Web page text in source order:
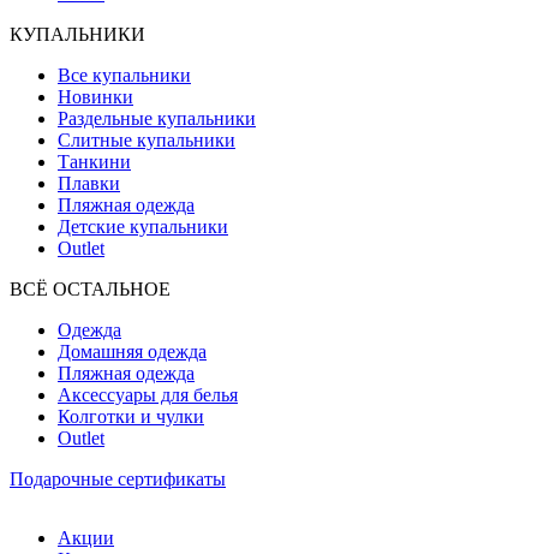
КУПАЛЬНИКИ
Все купальники
Новинки
Раздельные купальники
Слитные купальники
Танкини
Плавки
Пляжная одежда
Детские купальники
Outlet
ВCЁ ОСТАЛЬНОЕ
Одежда
Домашняя одежда
Пляжная одежда
Аксессуары для белья
Колготки и чулки
Outlet
Подарочные сертификаты
Акции